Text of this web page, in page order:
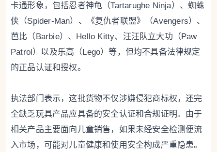
卡通形象，包括忍者神龟（Tartarughe Ninja）、蜘蛛
侠（Spider-Man）、《复仇者联盟》（Avengers）、
芭比（Barbie）、Hello Kitty、汪汪队立大功（Paw
Patrol）以及乐高（Lego）等，但均不具备法律规定
的正品认证和授权。
执法部门表示，这批货物不仅涉嫌侵犯商标权，还完
全缺乏玩具产品应具备的安全认证和合规证明。由于
相关产品主要面向儿童销售，如果未经安全检测便流
入市场，可能对儿童健康和使用安全构成严重隐患。